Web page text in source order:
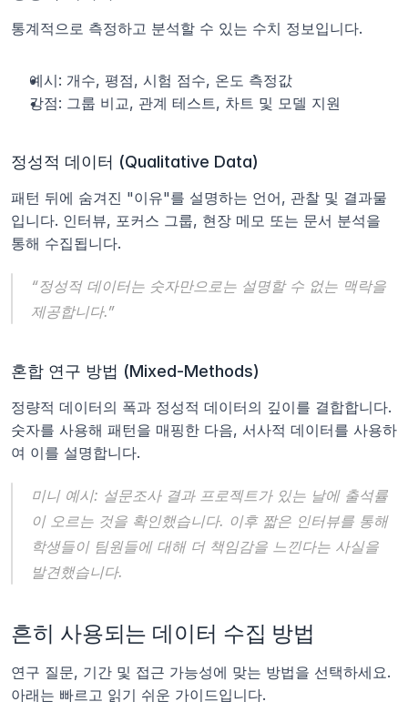
통계적으로 측정하고 분석할 수 있는 수치 정보입니다.
예시: 개수, 평점, 시험 점수, 온도 측정값
강점: 그룹 비교, 관계 테스트, 차트 및 모델 지원
정성적 데이터 (Qualitative Data)
패턴 뒤에 숨겨진 "이유"를 설명하는 언어, 관찰 및 결과물
입니다. 인터뷰, 포커스 그룹, 현장 메모 또는 문서 분석을
통해 수집됩니다.
“정성적 데이터는 숫자만으로는 설명할 수 없는 맥락을
제공합니다.”
혼합 연구 방법 (Mixed-Methods)
정량적 데이터의 폭과 정성적 데이터의 깊이를 결합합니다.
숫자를 사용해 패턴을 매핑한 다음, 서사적 데이터를 사용하
여 이를 설명합니다.
미니 예시: 설문조사 결과 프로젝트가 있는 날에 출석률
이 오르는 것을 확인했습니다. 이후 짧은 인터뷰를 통해
학생들이 팀원들에 대해 더 책임감을 느낀다는 사실을
발견했습니다.
흔히 사용되는 데이터 수집 방법
연구 질문, 기간 및 접근 가능성에 맞는 방법을 선택하세요.
아래는 빠르고 읽기 쉬운 가이드입니다.